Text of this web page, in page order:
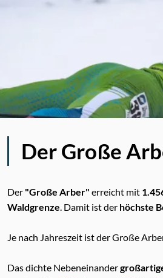
Der Große
Der "Große Arber" erreicht mit
Waldgrenze. Damit ist der höchste
Je nach Jahreszeit ist der Große
Das dichte Nebeneinander